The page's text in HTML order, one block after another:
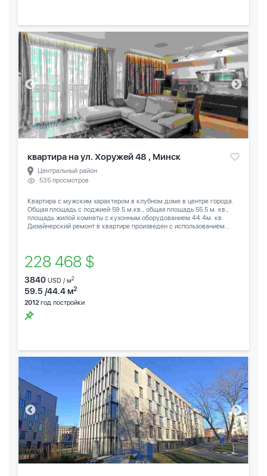
квартира на ул. Хоружей 48 , Минск
Центральный район
535 просмотров
Квартира с мужским характером в клубном доме в центре города.
Общая площадь с лоджией 59.5 м.кв., общая площадь 55.5 м. кв.,
площадь жилой комнаты с кухонным оборудованием 44.4м. кв.
Дизайнерский ремонт в квартире произведен с использованием...
228 468 $
3840 USD / м2
59.5 /44.4 м2
2012 год постройки